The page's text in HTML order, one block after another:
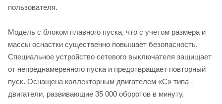
пользователя.
Модель с блоком плавного пуска, что с учетом размера и
массы оснастки существенно повышает безопасность.
Специальное устройство сетевого выключателя защищает
от непреднамеренного пуска и предотвращает повторный
пуск. Оснащена коллекторным двигателем «С» типа -
двигатели, развивающие 35 000 оборотов в минуту,